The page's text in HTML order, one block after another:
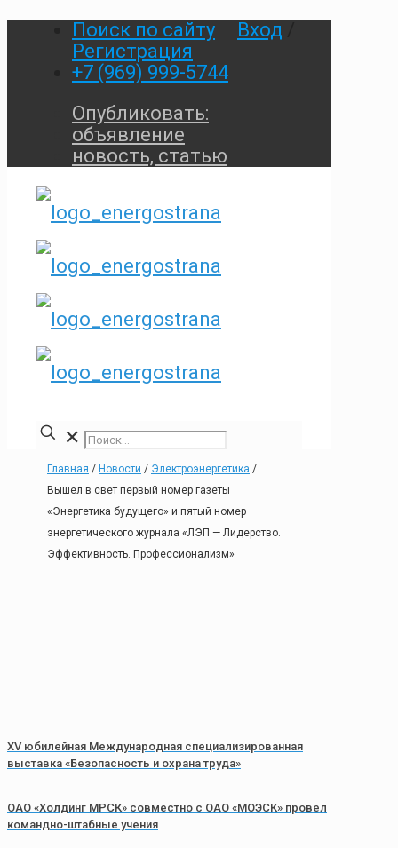
Поиск по сайту Вход
Регистрация
+7 (969) 999-5744
Опубликовать:
объявление
новость, статью
✕
Главная / Новости / Электроэнергетика /
Вышел в свет первый номер газеты
«Энергетика будущего» и пятый номер
энергетического журнала «ЛЭП — Лидерство.
Эффективность. Профессионализм»
XV юбилейная Международная специализированная
выставка «Безопасность и охрана труда»
ОАО «Холдинг МРСК» совместно с ОАО «МОЭСК» провел
командно-штабные учения